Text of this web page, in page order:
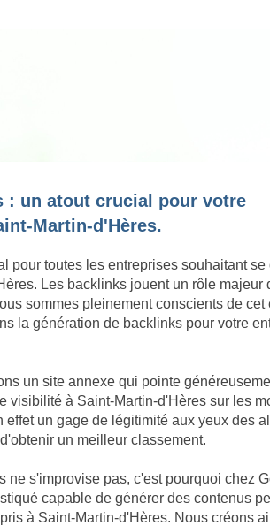
: un atout crucial pour votre
Martin-d'Hères.
pour toutes les entreprises souhaitant
Les backlinks jouent un rôle majeur
sommes pleinement conscients de cet
la génération de backlinks pour votre
un site annexe qui pointe
visibilité à Saint-Martin-d'Hères sur les
effet un gage de légitimité aux yeux des
un meilleur classement.
ne s'improvise pas, c'est pourquoi chez
capable de générer des contenus
à Saint-Martin-d'Hères. Nous créons